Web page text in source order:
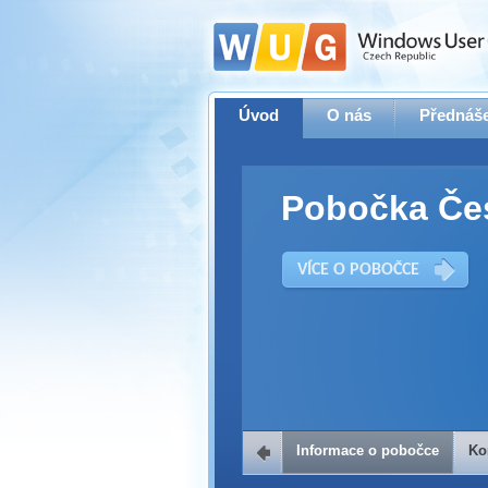
Úvod O nás
Pobočka
VÍCE O POBOČCE
Kontakt na
Informace o pobočce